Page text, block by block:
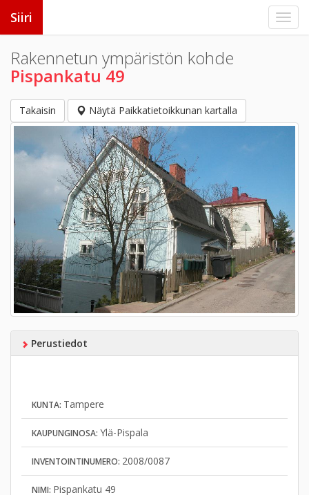
Siiri
Rakennetun ympäristön kohde
Pispankatu 49
Takaisin Näytä Paikkatietoikkunan kartalla
Perustiedot
KUNTA: Tampere
KAUPUNGINOSA: Ylä-Pispala
INVENTOINTINUMERO: 2008/0087
NIMI: Pispankatu 49